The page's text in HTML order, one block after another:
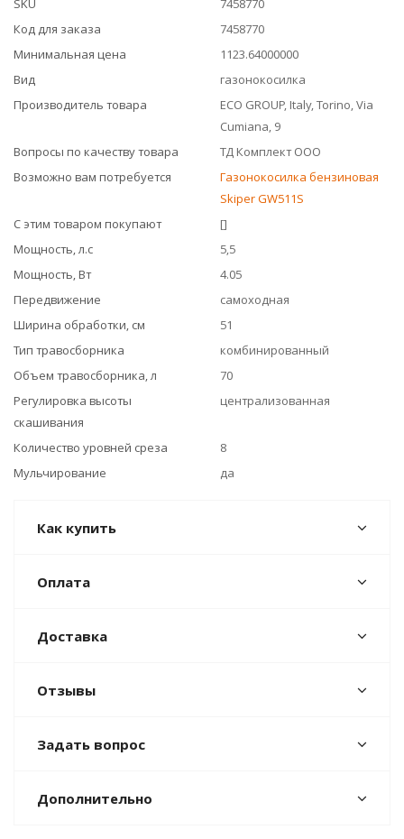
SKU
7458770
Код для заказа
7458770
Минимальная цена
1123.64000000
Вид
газонокосилка
Производитель товара
ECO GROUP, Italy, Torino, Via
Cumiana, 9
Вопросы по качеству товара
ТД Комплект ООО
Возможно вам потребуется
Газонокосилка бензиновая
Skiper GW511S
С этим товаром покупают
[]
Мощность, л.с
5,5
Мощность, Вт
4.05
Передвижение
самоходная
Ширина обработки, см
51
Тип травосборника
комбинированный
Объем травосборника, л
70
Регулировка высоты
скашивания
централизованная
Количество уровней среза
8
Мульчирование
да
Как купить
Оплата
Доставка
Отзывы
Задать вопрос
Дополнительно